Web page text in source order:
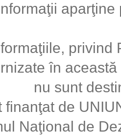
în
nu sunt
finanţat de
Naţional de